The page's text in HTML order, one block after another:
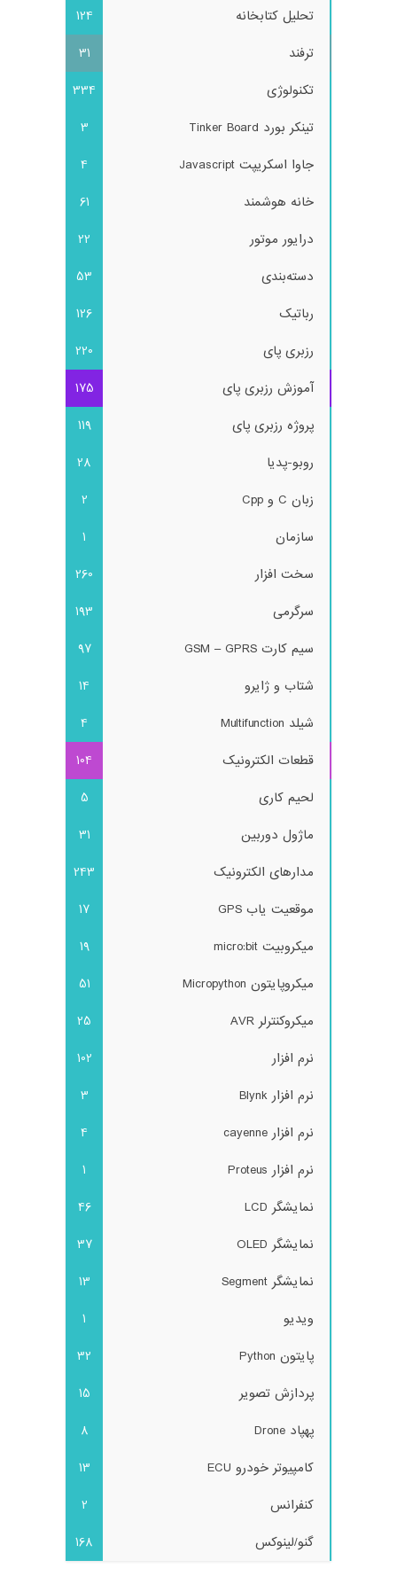
تحلیل کتابخانه
124
ترفند
31
تکنولوژی
334
تینکر بورد Tinker Board
3
جاوا اسکریپت Javascript
4
خانه هوشمند
61
درایور موتور
22
دسته‌بندی
53
رباتیک
126
رزبری پای
220
آموزش رزبری پای
175
پروژه رزبری پای
119
روبو-پدیا
28
زبان C و Cpp
2
سازمان
1
سخت افزار
260
سرگرمی
193
سیم کارت GSM – GPRS
97
شتاب و ژایرو
14
شیلد Multifunction
4
قطعات الکترونیک
104
لحیم کاری
5
ماژول دوربین
31
مدارهای الکترونیک
243
موقعیت یاب GPS
17
میکروبیت micro:bit
19
میکروپایتون Micropython
51
میکروکنترلر AVR
25
نرم افزار
102
نرم افزار Blynk
3
نرم افزار cayenne
4
نرم افزار Proteus
1
نمایشگر LCD
46
نمایشگر OLED
37
نمایشگر Segment
13
ویدیو
1
پایتون Python
32
پردازش تصویر
15
پهپاد Drone
8
کامپیوتر خودرو ECU
13
کنفرانس
2
گنو/لینوکس
168